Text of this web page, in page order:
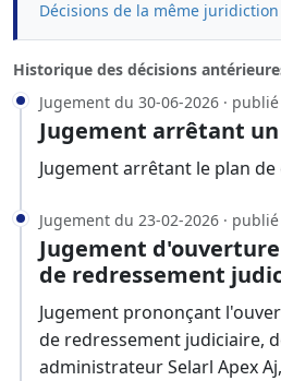
Décisions de la même juridiction
Historique des décisions
Jugement du 30-06-2026 ·
Jugement arrêtant
Jugement arrêtant le plan de
Jugement du 23-02-2026 ·
Jugement
de redressement
Jugement prononçant
de redressement judiciaire,
administrateur Selarl Apex